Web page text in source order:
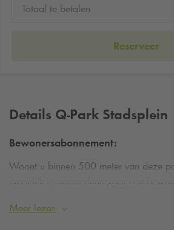
Totaal te betalen
Reserveer
Details Q-Park Stadsplein
Bewonersabonnement:
Woont u binnen 500 meter van deze
mogelijk in aanmerking voor een
Meer lezen